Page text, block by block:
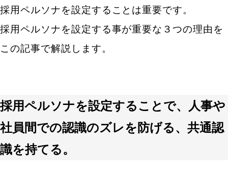
採用ペルソナ設定事例3選 ｜営業｜ドライバー｜IT
エンジニア｜
採用ペルソナ設定事例｜ 通信業界 営業職 BtoB
ー職
採用ペルソナ設定事例｜ IT業界 ITエンジニア職
採用ぺルソナ作り方手順 自社のビジョン背景の整理
から採用条件の洗い出し
採用ペルソナを設定することは重要です。
採用ペルソナを設定する事が重要な３つの理由を
この記事で解説します。
採用ペルソナを設定することで、人事や
社員間での認識のズレを防げる、共通認
識を持てる。